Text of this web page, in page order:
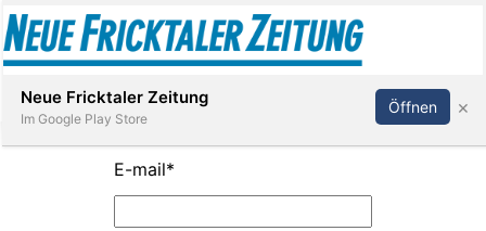
Abonnieren Anmelden
E-mail*
Neue Fricktaler Zeitung
Im Google Play Store
Öffnen ×